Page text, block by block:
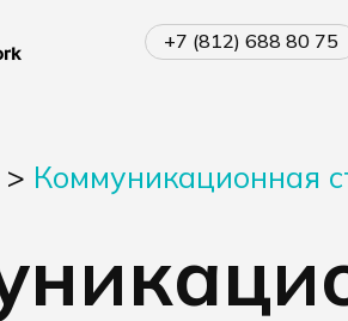
+7 (812) 688 80 75
> Коммуникационная